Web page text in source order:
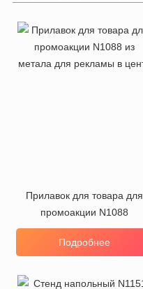
Прилавок для товара для
промоакции N1088
Подробнее